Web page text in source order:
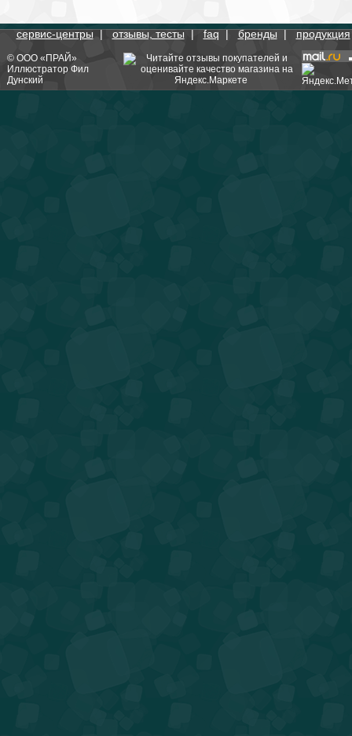
сервис-центры|отзывы, тесты|faq|бренды|продукция
© ООО «ПРАЙ»
Иллюстратор Фил
Дунский